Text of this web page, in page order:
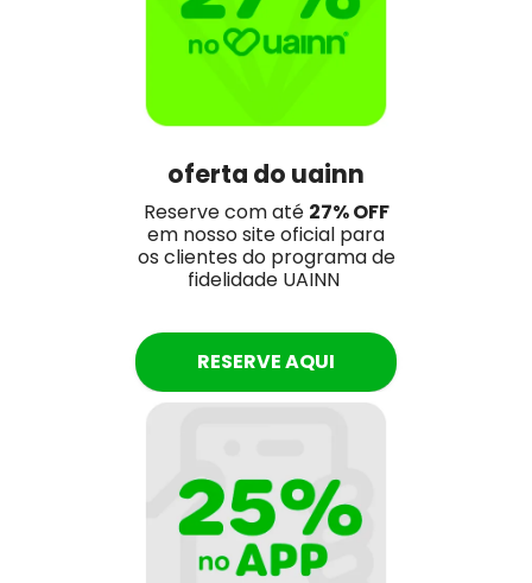
oferta do uainn
Reserve com até 27% OFF
em nosso site oficial para
os clientes do programa de
fidelidade UAINN
RESERVE AQUI